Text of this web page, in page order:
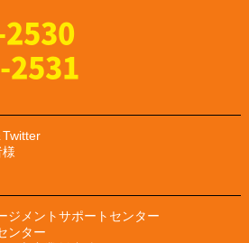
ス」様のお知らせ
ディブラックライト『IDX-550』の販
product/idx_550/
様」様のお知らせ
れました。
火曜日
Twitter
ジメントサポートセンター
ンター